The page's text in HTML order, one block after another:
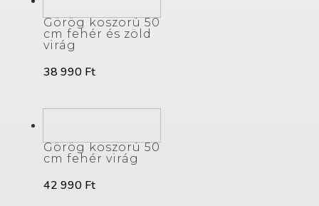
Görög koszorú 50
cm fehér és zöld
virág
38 990 Ft
Görög koszorú 50
cm fehér virág
42 990 Ft